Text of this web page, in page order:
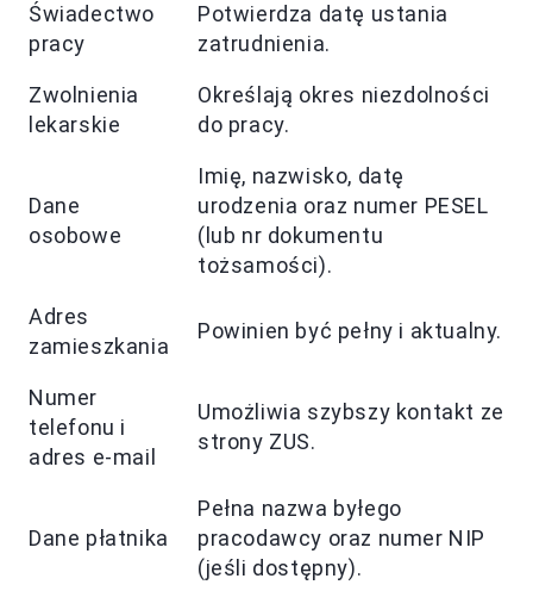
Świadectwo
pracy
Potwierdza datę ustania
zatrudnienia.
Zwolnienia
lekarskie
Określają okres niezdolności
do pracy.
Dane
osobowe
Imię, nazwisko, datę
urodzenia oraz numer PESEL
(lub nr dokumentu
tożsamości).
Adres
zamieszkania
Powinien być pełny i aktualny.
Numer
telefonu i
adres e-mail
Umożliwia szybszy kontakt ze
strony ZUS.
Dane płatnika
Pełna nazwa byłego
pracodawcy oraz numer NIP
(jeśli dostępny).